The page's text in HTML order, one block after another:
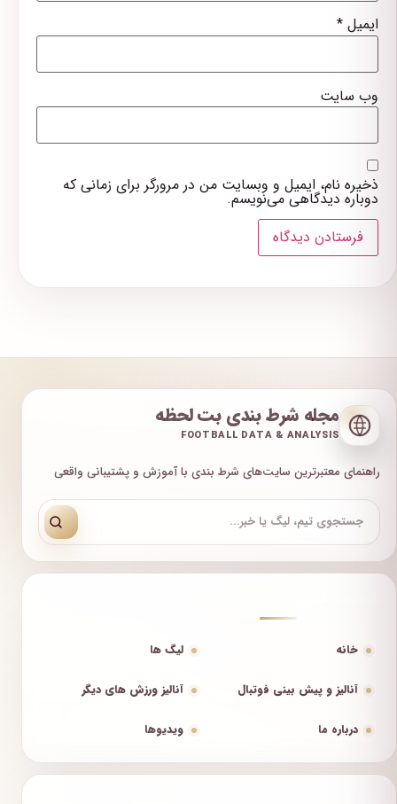
ایمیل *
وب‌ سایت
ذخیره نام، ایمیل و وبسایت من در مرورگر برای زمانی که
دوباره دیدگاهی می‌نویسم.
مجله شرط بندی بت لحظه
FOOTBALL DATA & ANALYSIS
راهنمای معتبرترین سایت‌های شرط بندی با آموزش و پشتیبانی واقعی
خانه لیگ ها
آنالیز و پیش بینی فوتبال آنالیز ورزش های دیگر
درباره ما ویدیوها